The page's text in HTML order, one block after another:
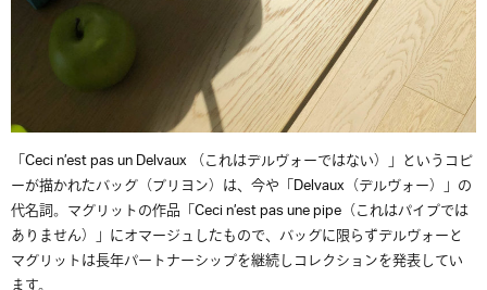
「Ceci n’est pas un Delvaux （これはデルヴォーではない）」というコピ
ーが描かれたバッグ（ブリヨン）は、今や「Delvaux（デルヴォー）」の
代名詞。マグリットの作品「Ceci n’est pas une pipe（これはパイプでは
ありません）」にオマージュしたもので、バッグに限らずデルヴォーと
マグリットは長年パートナーシップを継続しコレクションを発表してい